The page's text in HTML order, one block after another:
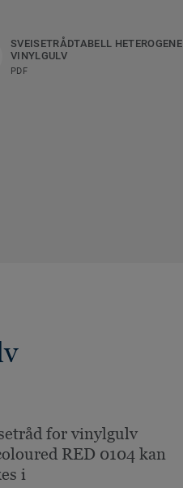
SVEISETRÅDTABELL HETEROGENE
VINYLGULV
PDF
for vinylgulv
RED 0104 kan
i